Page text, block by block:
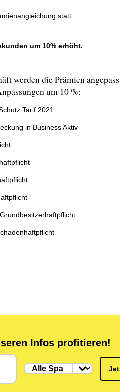
statt.
um 10% erhöht.
werden die Prämien
um 10 %:
Tarif 2021
in Business Aktiv
Infos profitieren!